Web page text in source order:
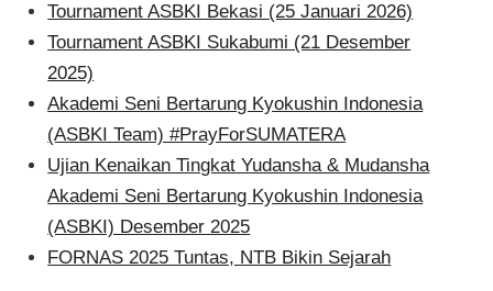
Tournament ASBKI Bekasi (25 Januari 2026)
Tournament ASBKI Sukabumi (21 Desember
2025)
Akademi Seni Bertarung Kyokushin Indonesia
(ASBKI Team) #PrayForSUMATERA
Ujian Kenaikan Tingkat Yudansha & Mudansha
Akademi Seni Bertarung Kyokushin Indonesia
(ASBKI) Desember 2025
FORNAS 2025 Tuntas, NTB Bikin Sejarah